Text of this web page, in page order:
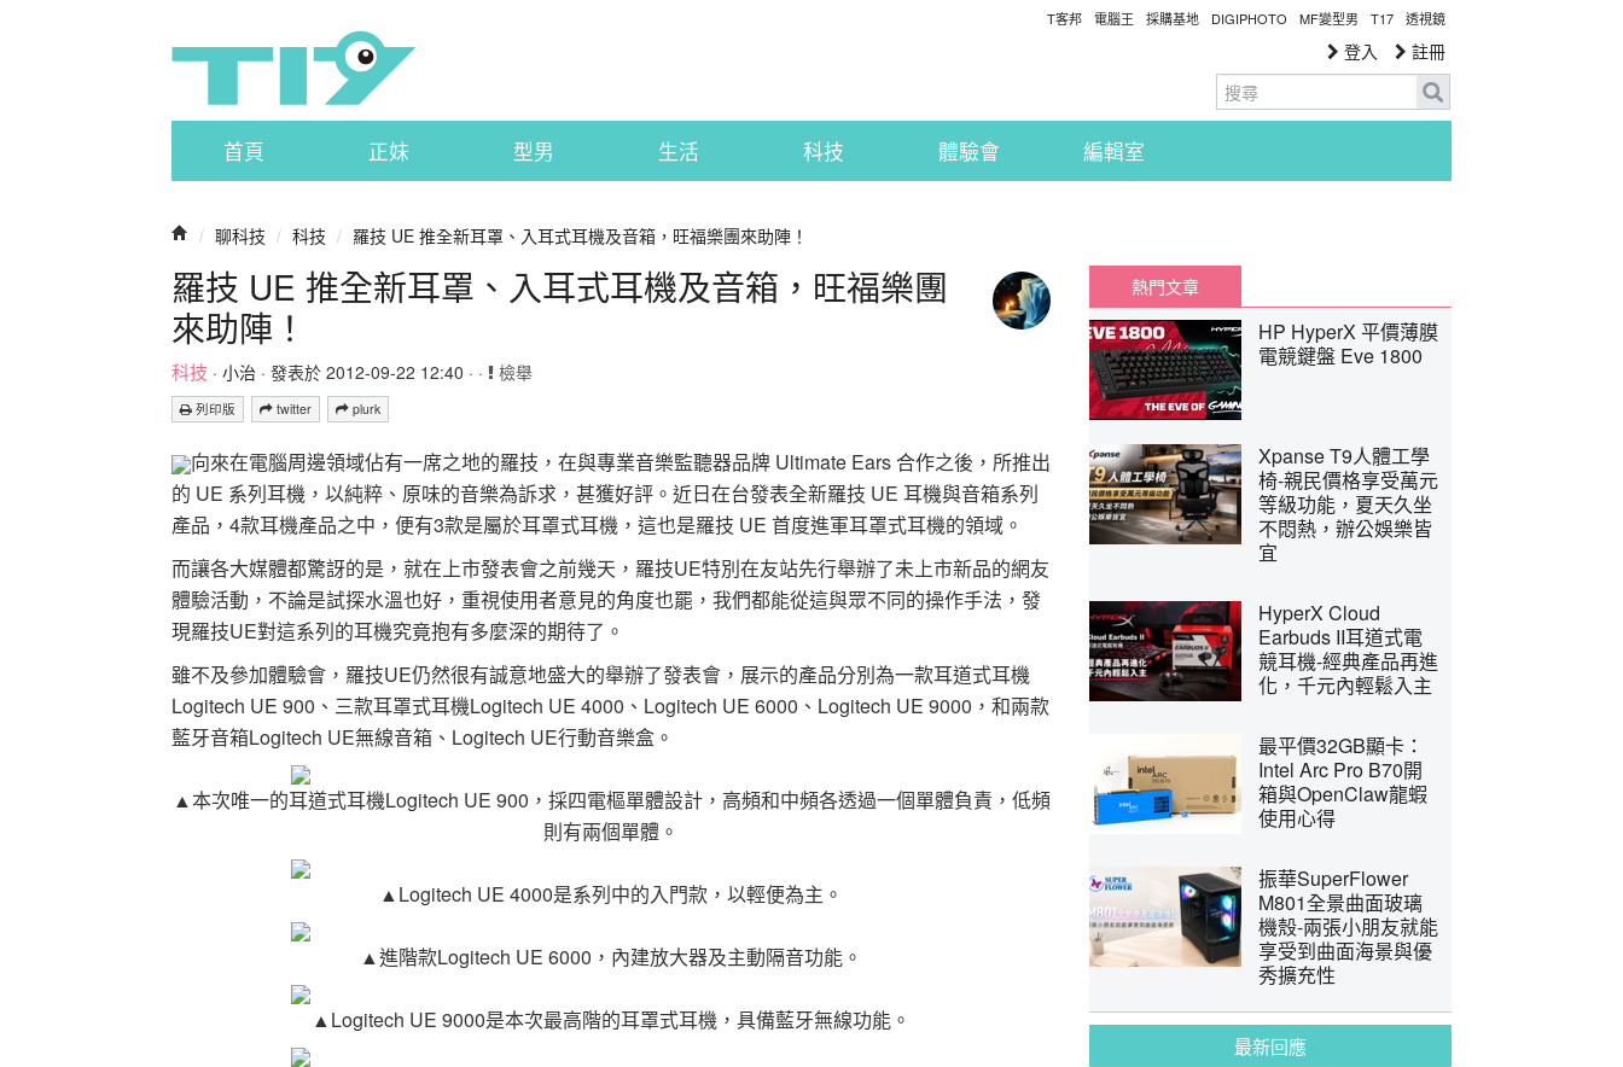
T客邦 電腦王 採購基地 DIGIPHOTO MF變型男 T17 透視鏡
登入 註冊
首頁 正妹 型男 生活 科技 體驗會 編輯室
/ 聊科技 / 科技 / 羅技 UE 推全新耳罩、入耳式耳機及音箱，旺福樂團來助陣！
羅技 UE 推全新耳罩、入耳式耳機及音箱，旺福樂團
來助陣！
科技 · 小治 · 發表於 2012-09-22 12:40 · · 檢舉
列印版 twitter plurk
向來在電腦周邊領域佔有一席之地的羅技，在與專業音樂監聽器品牌 Ultimate Ears 合作之後，所推出
的 UE 系列耳機，以純粹、原味的音樂為訴求，甚獲好評。近日在台發表全新羅技 UE 耳機與音箱系列
產品，4款耳機產品之中，便有3款是屬於耳罩式耳機，這也是羅技 UE 首度進軍耳罩式耳機的領域。
而讓各大媒體都驚訝的是，就在上市發表會之前幾天，羅技UE特別在友站先行舉辦了未上市新品的網友
體驗活動，不論是試探水溫也好，重視使用者意見的角度也罷，我們都能從這與眾不同的操作手法，發
現羅技UE對這系列的耳機究竟抱有多麼深的期待了。
雖不及參加體驗會，羅技UE仍然很有誠意地盛大的舉辦了發表會，展示的產品分別為一款耳道式耳機
Logitech UE 900、三款耳罩式耳機Logitech UE 4000、Logitech UE 6000、Logitech UE 9000，和兩款
藍牙音箱Logitech UE無線音箱、Logitech UE行動音樂盒。
▲本次唯一的耳道式耳機Logitech UE 900，採四電樞單體設計，高頻和中頻各透過一個單體負責，低頻
則有兩個單體。
▲Logitech UE 4000是系列中的入門款，以輕便為主。
▲進階款Logitech UE 6000，內建放大器及主動隔音功能。
▲Logitech UE 9000是本次最高階的耳罩式耳機，具備藍牙無線功能。
熱門文章
HP HyperX 平價薄膜
電競鍵盤 Eve 1800
Xpanse T9人體工學
椅-親民價格享受萬元
等級功能，夏天久坐
不悶熱，辦公娛樂皆
宜
HyperX Cloud
Earbuds II耳道式電
競耳機-經典產品再進
化，千元內輕鬆入主
最平價32GB顯卡：
Intel Arc Pro B70開
箱與OpenClaw龍蝦
使用心得
振華SuperFlower
M801全景曲面玻璃
機殼-兩張小朋友就能
享受到曲面海景與優
秀擴充性
最新回應